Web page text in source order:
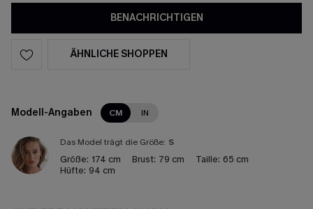
BENACHRICHTIGEN
ÄHNLICHE SHOPPEN
Modell-Angaben CM IN
Das Model trägt die Größe: S
Größe: 174 cm Brust: 79 cm Taille: 65 cm
Hüfte: 94 cm